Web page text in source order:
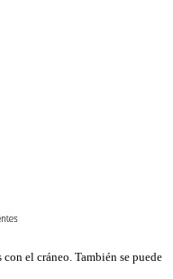
el cráneo. También se puede